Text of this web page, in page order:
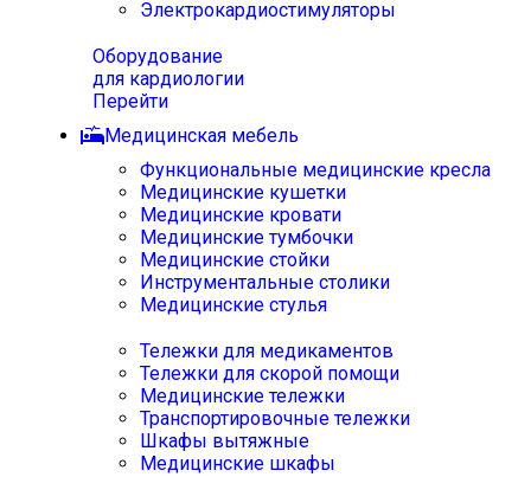
Электрокардиостимуляторы
Оборудование
для кардиологии
Перейти
Медицинская мебель
Функциональные медицинские кресла
Медицинские кушетки
Медицинские кровати
Медицинские тумбочки
Медицинские стойки
Инструментальные столики
Медицинские стулья
Тележки для медикаментов
Тележки для скорой помощи
Медицинские тележки
Транспортировочные тележки
Шкафы вытяжные
Медицинские шкафы